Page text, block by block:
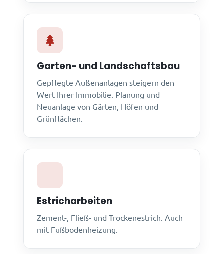
Garten- und Landschaftsbau
Gepflegte Außenanlagen steigern den
Wert Ihrer Immobilie. Planung und
Neuanlage von Gärten, Höfen und
Grünflächen.
Estricharbeiten
Zement-, Fließ- und Trockenestrich. Auch
mit Fußbodenheizung.